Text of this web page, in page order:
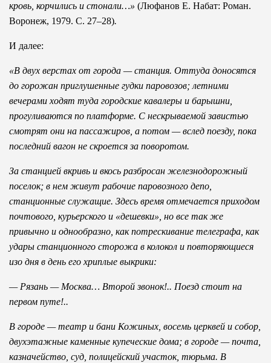
кровь, корчились и стонали…» (Люфанов Е. Набат: Роман.
Воронеж, 1979. С. 27–28).
И далее:
«В двух верстах от города — станция. Оттуда доносятся
до горожан приглушенные гудки паровозов; летними
вечерами ходят туда городские кавалеры и барышни,
прогуливаются по платформе. С нескрываемой завистью
смотрят они на пассажиров, а потом — вслед поезду, пока
последний вагон не скроется за поворотом.
За станцией вкривь и вкось разбросан железнодорожный
поселок; в нем живут рабочие паровозного депо,
станционные служащие. Здесь время отмечается приходом
почтового, курьерского и «дешевки», но все так же
привычно и однообразно, как потрескивание телеграфа, как
удары станционного сторожа в колокол и повторяющиеся
изо дня в день его хриплые выкрики:
— Рязань — Москва… Второй звонок!.. Поезд стоит на
первом путе!..
В городе — театр и бани Кожиных, восемь церквей и собор,
двухэтажные каменные купеческие дома; в городе — почта,
казначейство, суд, полицейский участок, тюрьма. В